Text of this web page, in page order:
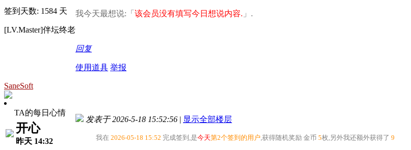
签到天数: 1584 天
[LV.Master]伴坛终老
我今天最想说:「 该会员没有填写今日想说内容. 」.
回复
使用道具 举报
SaneSoft
TA的每日心情
开心
昨天 14:32
发表于 2026-5-18 15:52:56 | 显示全部楼层
我在 2026-05-18 15:52 完成签到,是今天第2个签到的用户 ,获得随机奖励 金币 5枚 ,另外我还额外获得了 9